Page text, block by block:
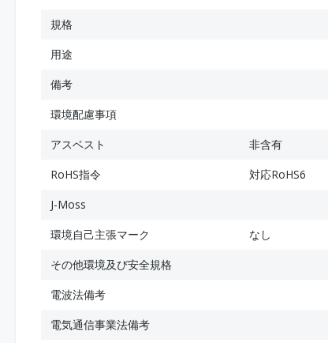
規格
用途
備考
環境配慮事項
アスベスト
非含有
RoHS指令
対応RoHS6
J-Moss
環境自己主張マーク
なし
その他環境及び安全規格
電波法備考
電気通信事業法備考